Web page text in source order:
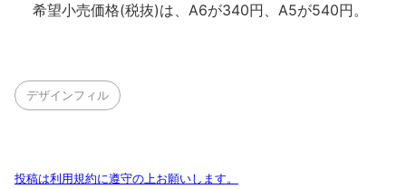
希望小売価格(税抜)は、A6が340円、A5が540円。
デザインフィル